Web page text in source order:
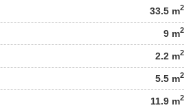
33.5 m2
9 m2
2.2 m2
5.5 m2
11.9 m2